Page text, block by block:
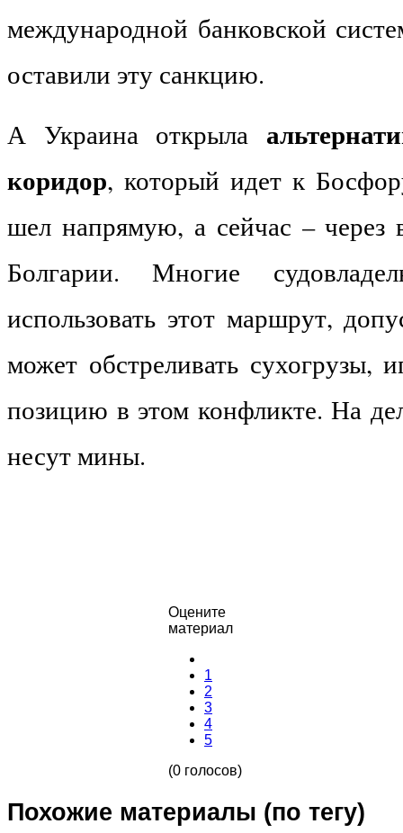
международной банковской
оставили эту санкцию.
А Украина открыла
коридор, который идет к
шел напрямую, а сейчас –
Болгарии. Многие
использовать этот маршрут,
может обстреливать сухогрузы,
позицию в этом конфликте. На
несут мины.
Оцените
материал
1
2
3
4
5
(0 голосов)
Похожие материалы (по тегу)